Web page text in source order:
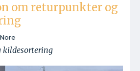
om returpunkter og
kildesortering